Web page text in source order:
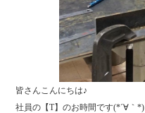
皆さんこんにちは♪
社員の【T】のお時間です(*´∀｀*)